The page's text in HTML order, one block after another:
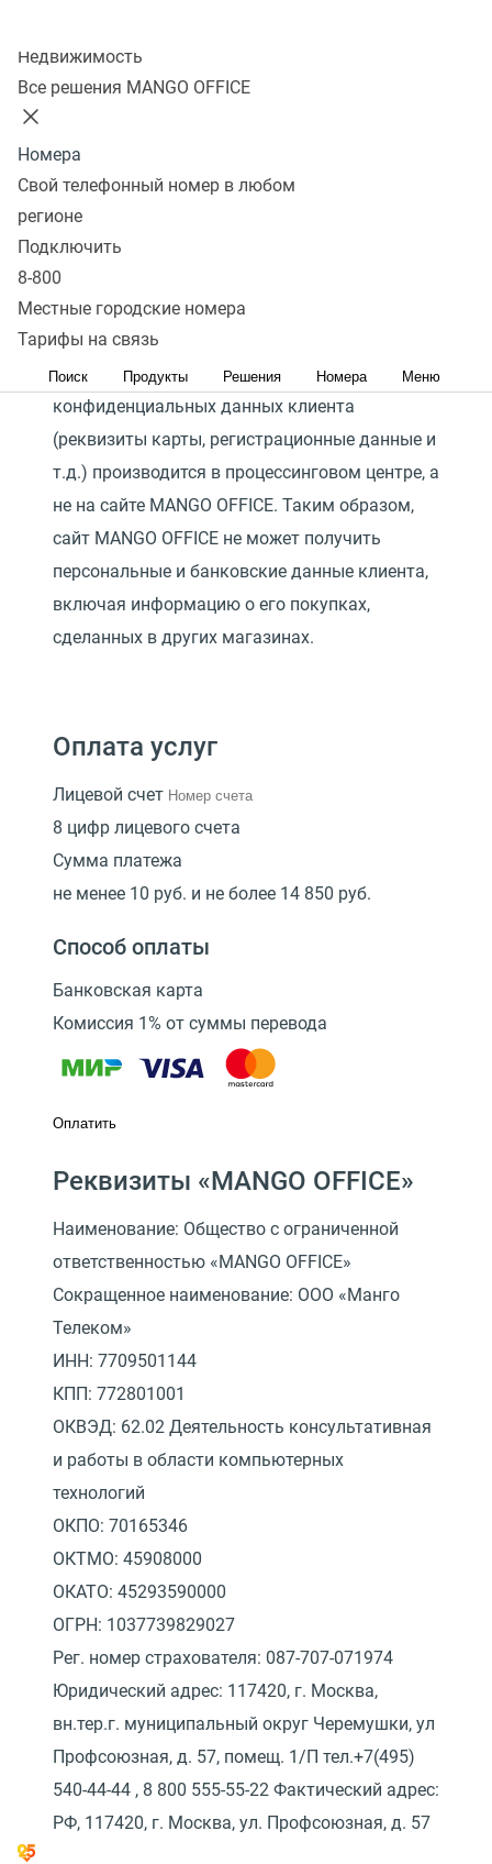
Недвижимость
Все решения MANGO OFFICE
Номера
Свой телефонный номер в любом
регионе
Подключить
8-800
Местные городские номера
Тарифы на связь
Поиск Продукты Решения Номера Меню
В электронных платёжных системах
использованием SSL протокола для передачи
конфиденциальной информации от клиента
на сервер системы для обработки. Далее
передача информации осуществляется по
закрытым банковским сетям высшей степени
защиты.
Сбор и обработка полученных
конфиденциальных данных клиента
(реквизиты карты, регистрационные данные и
т.д.) производится в процессинговом центре, а
не на сайте MANGO OFFICE. Таким образом,
сайт MANGO OFFICE не может получить
персональные и банковские данные клиента,
включая информацию о его покупках,
сделанных в других магазинах.
Оплата услуг
Лицевой счет
8 цифр лицевого счета
Сумма платежа
не менее 10 руб. и не более 14 850 руб.
Способ оплаты
Банковская карта
Комиссия 1% от суммы перевода
Оплатить
Реквизиты «MANGO OFFICE»
Наименование: Общество с ограниченной
ответственностью «MANGO OFFICE»
Сокращенное наименование: ООО «Манго
Телеком»
ИНН: 7709501144
КПП: 772801001
ОКВЭД: 62.02 Деятельность консультативная
и работы в области компьютерных
технологий
ОКПО: 70165346
ОКТМО: 45908000
ОКАТО: 45293590000
ОГРН: 1037739829027
Рег. номер страхователя: 087-707-071974
Юридический адрес: 117420, г. Москва,
вн.тер.г. муниципальный округ Черемушки, ул
Профсоюзная, д. 57, помещ. 1/П тел.+7(495)
540-44-44 , 8 800 555-55-22 Фактический адрес:
РФ, 117420, г. Москва, ул. Профсоюзная, д. 57